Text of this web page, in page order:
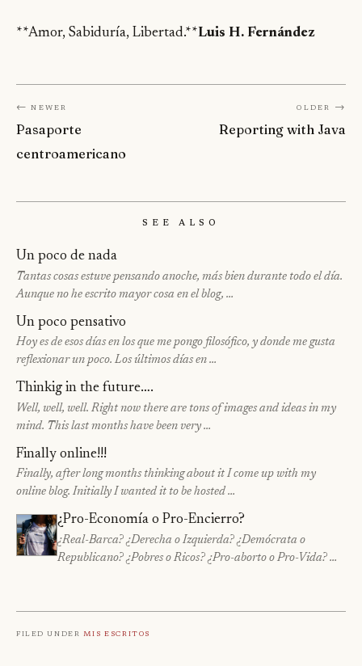
**Amor, Sabiduría, Libertad.**Luis H. Fernández
← Newer
Pasaporte
centroamericano
Older →
Reporting with Java
See Also
Un poco de nada
Tantas cosas estuve pensando anoche, más bien durante todo el día.
Aunque no he escrito mayor cosa en el blog, …
Un poco pensativo
Hoy es de esos días en los que me pongo filosófico, y donde me gusta
reflexionar un poco. Los últimos días en …
Thinkig in the future….
Well, well, well. Right now there are tons of images and ideas in my
mind. This last months have been very …
Finally online!!!
Finally, after long months thinking about it I come up with my
online blog. Initially I wanted it to be hosted …
¿Pro-Economía o Pro-Encierro?
¿Real-Barca? ¿Derecha o Izquierda? ¿Demócrata o
Republicano? ¿Pobres o Ricos? ¿Pro-aborto o Pro-Vida? …
Filed under Mis escritos